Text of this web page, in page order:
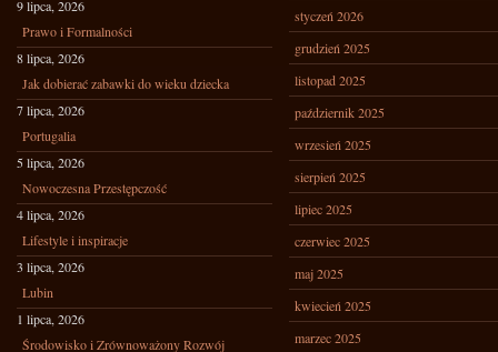
9 lipca, 2026
Prawo i Formalności
8 lipca, 2026
Jak dobierać zabawki do wieku dziecka
7 lipca, 2026
Portugalia
5 lipca, 2026
Nowoczesna Przestępczość
4 lipca, 2026
Lifestyle i inspiracje
3 lipca, 2026
Lubin
1 lipca, 2026
Środowisko i Zrównoważony Rozwój
styczeń 2026
grudzień 2025
listopad 2025
październik 2025
wrzesień 2025
sierpień 2025
lipiec 2025
czerwiec 2025
maj 2025
kwiecień 2025
marzec 2025